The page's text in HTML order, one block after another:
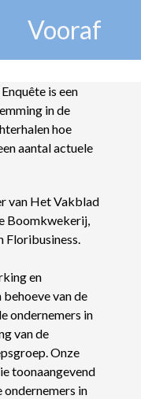
Vooraf
is een
in de
hoe
aantal actuele
van Het Vakblad
Boomkwekerij,
Floribusiness.
en
van de
ondernemers in
van de
Onze
toonaangevend
ondernemers in